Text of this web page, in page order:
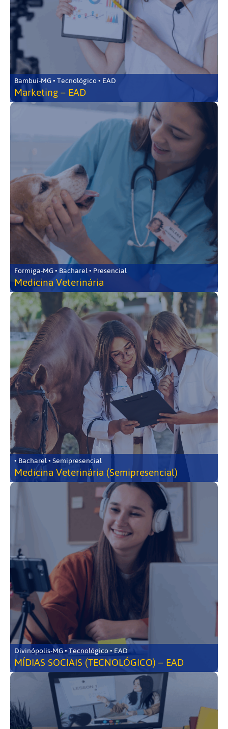
Bambuí-MG • Tecnológico • EAD
Marketing – EAD
Formiga-MG • Bacharel • Presencial
Medicina Veterinária
• Bacharel • Semipresencial
Medicina Veterinária (Semipresencial)
Divinópolis-MG • Tecnológico • EAD
MÍDIAS SOCIAIS (TECNOLÓGICO) – EAD